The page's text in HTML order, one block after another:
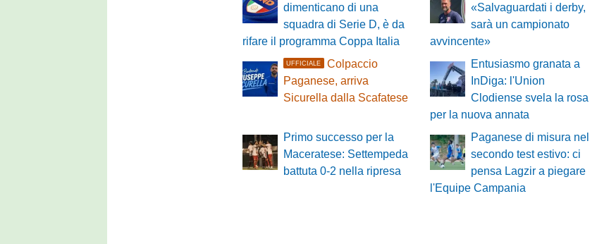
dimenticano di una
squadra di Serie D, è da
rifare il programma Coppa Italia
«Salvaguardati i derby,
sarà un campionato
avvincente»
UFFICIALE
Colpaccio
Paganese, arriva
Sicurella dalla Scafatese
Entusiasmo granata a
InDiga: l'Union
Clodiense svela la rosa
per la nuova annata
Primo successo per la
Maceratese: Settempeda
battuta 0-2 nella ripresa
Paganese di misura nel
secondo test estivo: ci
pensa Lagzir a piegare
l'Equipe Campania